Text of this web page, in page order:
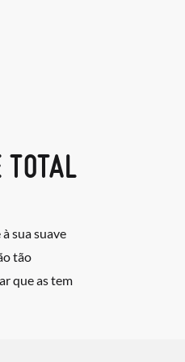
sua suave
tão
que as tem